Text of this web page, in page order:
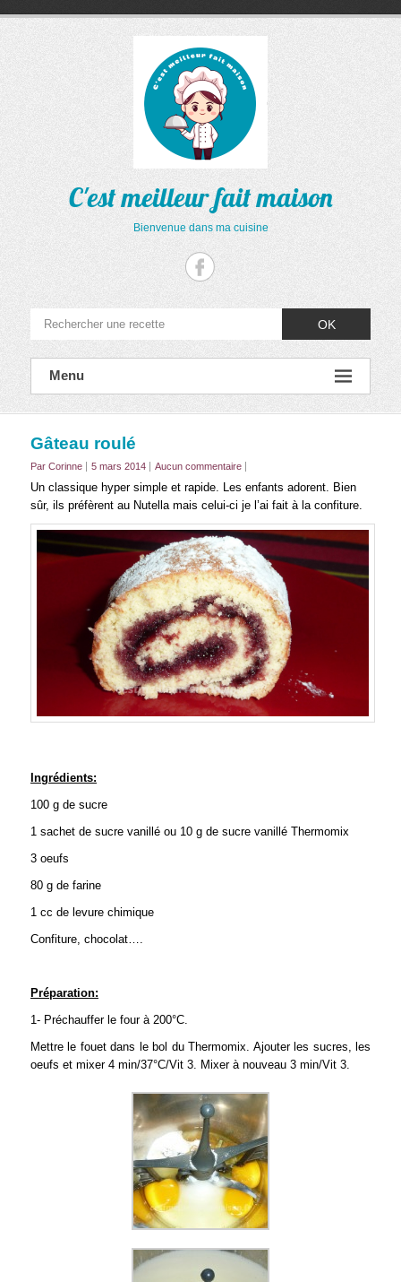
C'est meilleur fait maison
Bienvenue dans ma cuisine
OK
Menu
Gâteau roulé
Par Corinne 5 mars 2014 Aucun commentaire
Un classique hyper simple et rapide. Les enfants adorent. Bien
sûr, ils préfèrent au Nutella mais celui-ci je l’ai fait à la confiture.
Ingrédients:
100 g de sucre
1 sachet de sucre vanillé ou 10 g de sucre vanillé Thermomix
3 oeufs
80 g de farine
1 cc de levure chimique
Confiture, chocolat….
Préparation:
1- Préchauffer le four à 200°C.
Mettre le fouet dans le bol du Thermomix. Ajouter les sucres, les
oeufs et mixer 4 min/37°C/Vit 3. Mixer à nouveau 3 min/Vit 3.